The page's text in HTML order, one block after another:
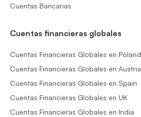
Cuentas Bancarias
Cuentas financieras globales
Cuentas Financieras Globales en Poland
Cuentas Financieras Globales en Austria
Cuentas Financieras Globales en Spain
Cuentas Financieras Globales en UK
Cuentas Financieras Globales en India